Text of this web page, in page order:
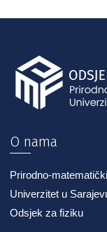
O nama
Prirodno-
Univerzitet u
Odsjek za fiziku